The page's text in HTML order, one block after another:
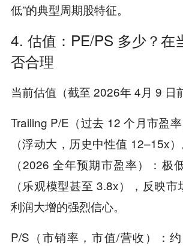
低”的典型周期股特征。
4. 估值：PE/PS 多少？在
否合理
当前估值（截至 2026年 4月 9 日
Trailing P/E（过去 12 个月市盈
（浮动大，历史中性值 12–15x
（2026 全年预期市盈率）：极
（乐观模型甚至 3.8x），反映
利润大增的强烈信心。
P/S（市销率，市值/营收）：